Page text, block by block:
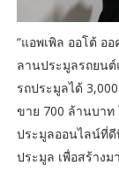
“แอพเพิล ออโต้ อ
ลานประมูลรถยนต์
รถประมูลได้
ขาย 700 ล้านบาท
ประมูลออนไลน์ที่
ประมูล เพื่อสร้าง